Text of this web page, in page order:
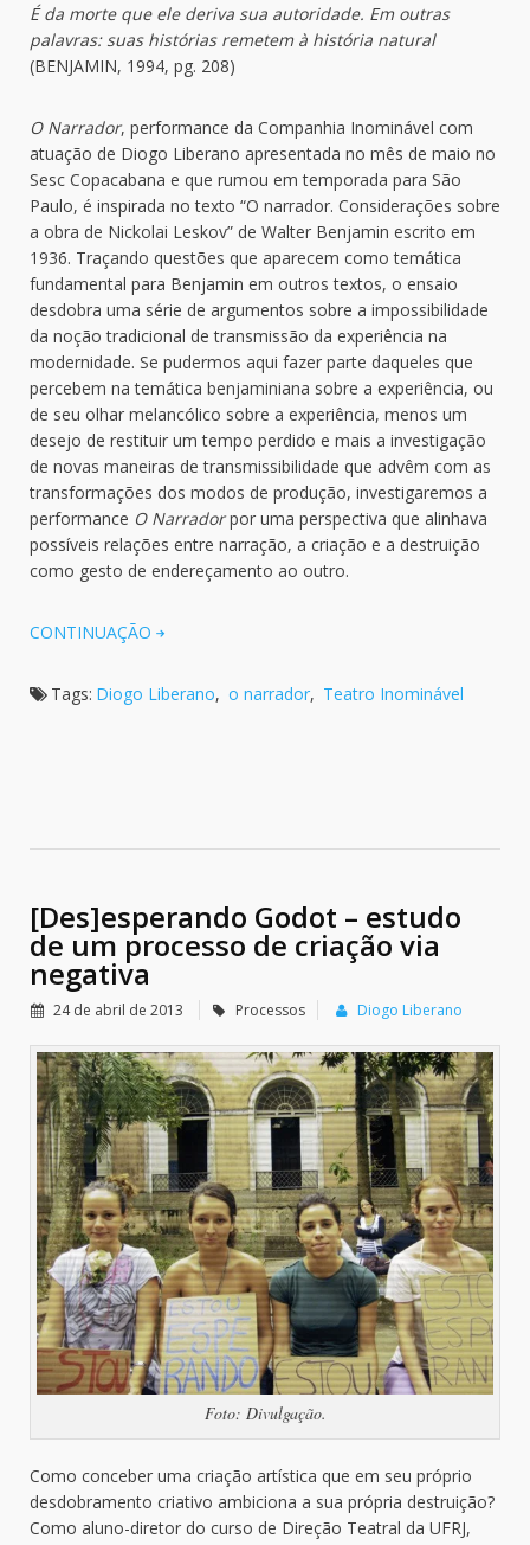
É da morte que ele deriva sua autoridade. Em outras
palavras: suas histórias remetem à história natural
(BENJAMIN, 1994, pg. 208)
O Narrador, performance da Companhia Inominável com
atuação de Diogo Liberano apresentada no mês de maio no
Sesc Copacabana e que rumou em temporada para São
Paulo, é inspirada no texto “O narrador. Considerações sobre
a obra de Nickolai Leskov” de Walter Benjamin escrito em
1936. Traçando questões que aparecem como temática
fundamental para Benjamin em outros textos, o ensaio
desdobra uma série de argumentos sobre a impossibilidade
da noção tradicional de transmissão da experiência na
modernidade. Se pudermos aqui fazer parte daqueles que
percebem na temática benjaminiana sobre a experiência, ou
de seu olhar melancólico sobre a experiência, menos um
desejo de restituir um tempo perdido e mais a investigação
de novas maneiras de transmissibilidade que advêm com as
transformações dos modos de produção, investigaremos a
performance O Narradorpor uma perspectiva que alinhava
possíveis relações entre narração, a criação e a destruição
como gesto de endereçamento ao outro.
CONTINUAÇÃO
Tags: Diogo Liberano, o narrador, Teatro Inominável
[Des]esperando Godot – estudo
de um processo de criação via
negativa
24 de abril de 2013 Processos Diogo Liberano
Foto: Divulgação.
Como conceber uma criação artística que em seu próprio
desdobramento criativo ambiciona a sua própria destruição?
Como aluno-diretor do curso de Direção Teatral da UFRJ,